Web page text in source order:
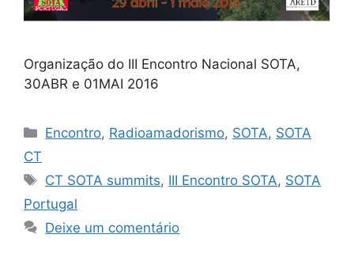
Organização do III Encontro Nacional SOTA,
30ABR e 01MAI 2016
Categorias
Encontro, Radioamadorismo, SOTA, SOTA
CT
Etiquetas
CT SOTA summits, III Encontro SOTA, SOTA
Portugal
Deixe um comentário